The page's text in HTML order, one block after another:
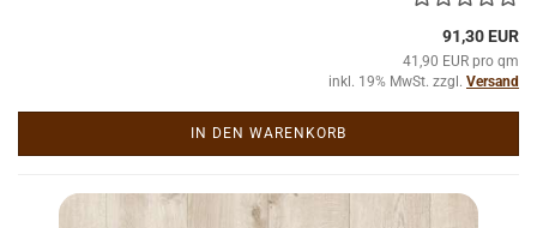
91,30 EUR
41,90 EUR pro qm
inkl. 19% MwSt. zzgl. Versand
IN DEN WARENKORB